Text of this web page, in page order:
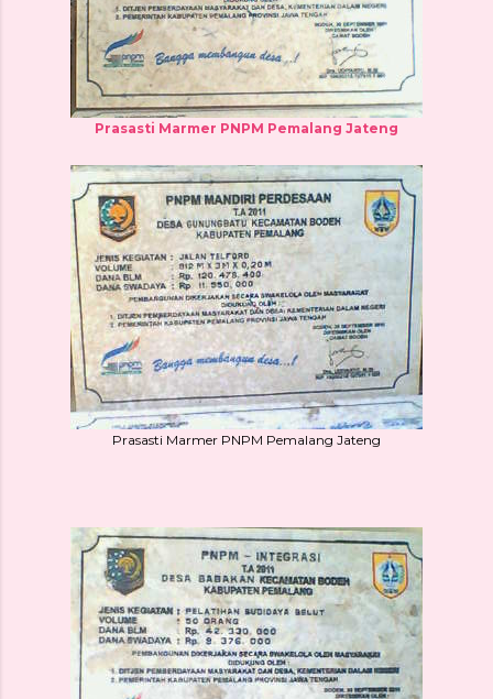
Prasasti Marmer PNPM Pemalang Jateng
Prasasti Marmer PNPM Pemalang Jateng